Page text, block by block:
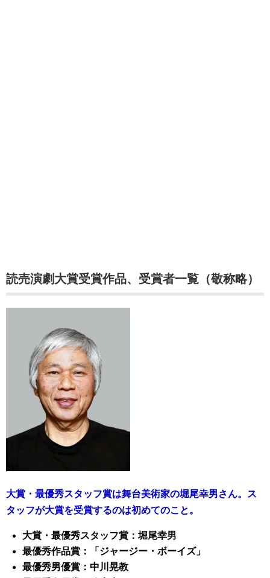
読売演劇大賞受賞作品、受賞者一覧（敬称略）
大賞・最優秀スタッフ賞は舞台美術家の堀尾幸男さん。ス
タッフが大賞を受賞するのは初めてのこと。
大賞・最優秀スタッフ賞：堀尾幸男
最優秀作品賞：「ジャージー・ボーイズ」
最優秀男優賞：中川晃教